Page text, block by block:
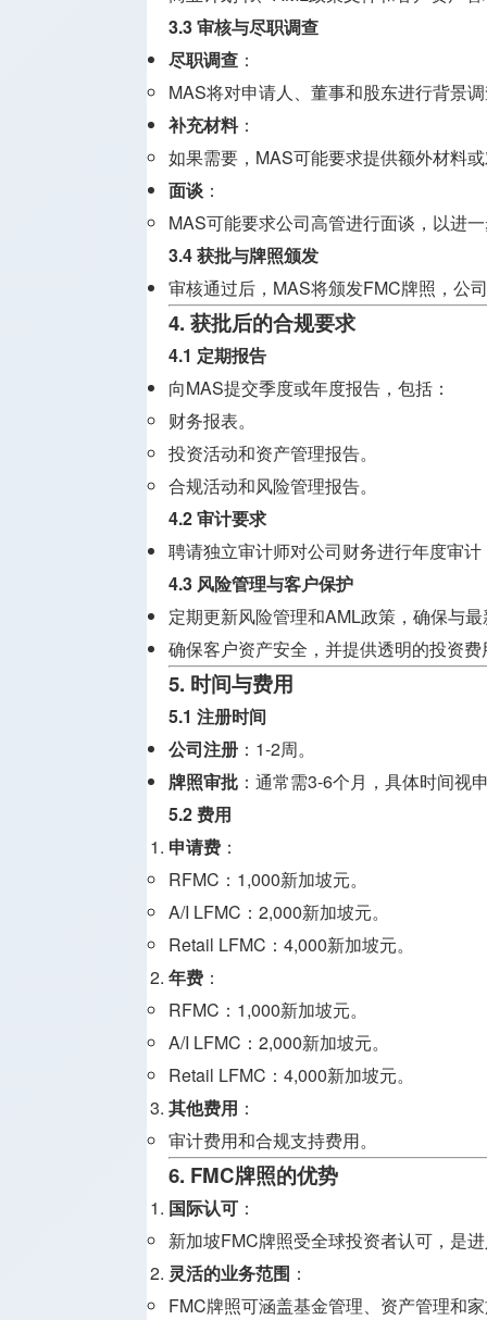
3.3 审核与尽职调查
尽职调查 ：
MAS将对申请人、董事和股东进行背景
补充材料：
如果需要，MAS可能要求提供额外材料
面谈 ：
MAS可能要求公司高管进行面谈，以进
3.4 获批与牌照颁发
审核通过后，MAS将颁发FMC牌照，公
4. 获批后的合规要求
4.1 定期报告
向MAS提交季度或年度报告，包括：
财务报表。
投资活动和资产管理报告。
合规活动和风险管理报告。
4.2 审计要求
聘请独立审计师对公司财务进行年度审
4.3 风险管理与客户保护
定期更新风险管理和AML政策，确保与
确保客户资产安全，并提供透明的投资
5. 时间与费用
5.1 注册时间
公司注册 ：1-2周。
牌照审批 ：通常需3-6个月，具体时间视
5.2 费用
申请费 ：
RFMC：1,000新加坡元。
A/I LFMC：2,000新加坡元。
Retail LFMC：4,000新加坡元。
年费 ：
RFMC：1,000新加坡元。
A/I LFMC：2,000新加坡元。
Retail LFMC：4,000新加坡元。
其他费用 ：
审计费用和合规支持费用。
6. FMC牌照的优势
国际认可 ：
新加坡FMC牌照受全球投资者认可，是
灵活的业务范围 ：
FMC牌照可涵盖基金管理、资产管理和